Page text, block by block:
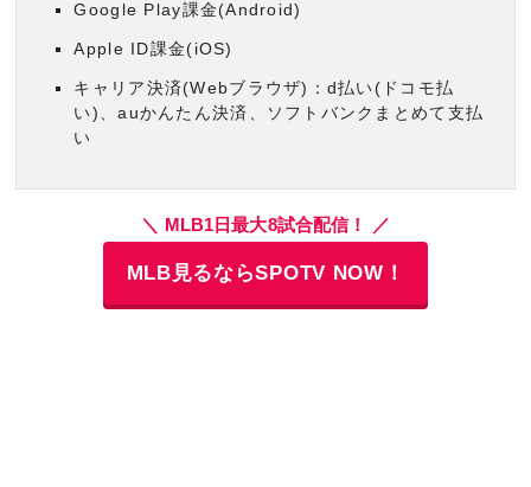
Google Play課金(Android)
Apple ID課金(iOS)
キャリア決済(Webブラウザ)：d払い(ドコモ払
い)、auかんたん決済、ソフトバンクまとめて支払
い
＼ MLB1日最大8試合配信！ ／
MLB見るならSPOTV NOW！